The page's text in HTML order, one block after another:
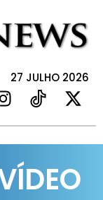
27 JULHO 2026